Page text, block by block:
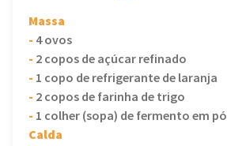
Massa
- 4 ovos
- 2 copos de açúcar refinado
- 1 copo de refrigerante de laranja
- 2 copos de farinha de trigo
- 1 colher (sopa) de fermento em pó
Calda